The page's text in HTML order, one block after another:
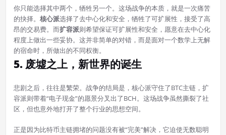
你只能选择其中两个，牺牲另一个。这场战争的本质，就是一次痛苦
的抉择。 核心派选择了去中心化和安全，牺牲了可扩展性，接受了高
昂的交易费。而扩容派则希望保证可扩展性和安全，愿意在去中心化
程度上做出一些妥协。这并非简单的对错，而是面对一个数学上无解
的宿命时，所做出的不同权衡。
5. 废墟之上，新世界的诞生
悲剧之后，往往是繁荣。战争的结局是，核心派守住了BTC主链，扩
容派则带着“电子现金”的愿景分叉出了BCH。这场战争虽然撕裂了社
区，但也意外地打开了整个行业的思想空间。
正是因为比特币主链拥堵的问题没有被“完美”解决，它迫使无数聪明